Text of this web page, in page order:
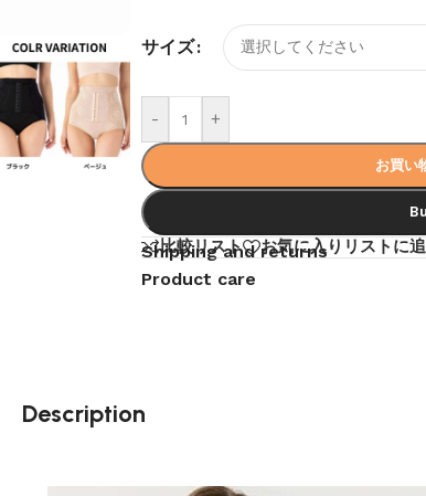
サイズ
- +
お買い
比較リスト お気に入りリストに
Shipping and returns
Product care
Description